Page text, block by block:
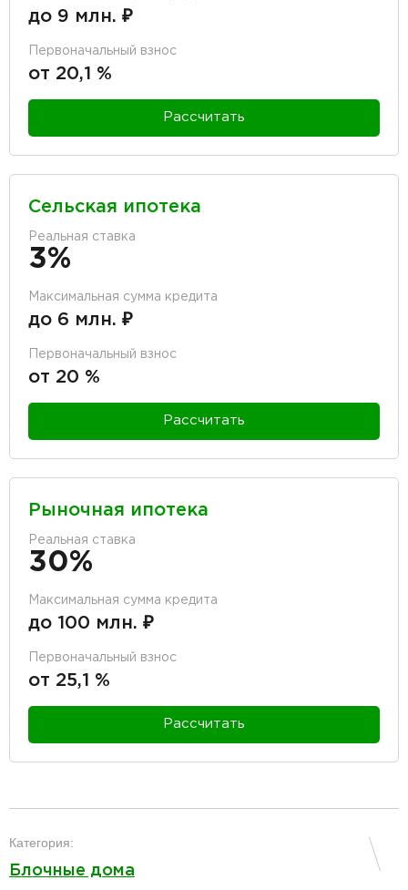
до 9 млн. ₽
Первоначальный взнос
от 20,1 %
Рассчитать
Сельская ипотека
Реальная ставка
3%
Максимальная сумма кредита
до 6 млн. ₽
Первоначальный взнос
от 20 %
Рассчитать
Рыночная ипотека
Реальная ставка
30%
Максимальная сумма кредита
до 100 млн. ₽
Первоначальный взнос
от 25,1 %
Рассчитать
Категория:
Блочные дома